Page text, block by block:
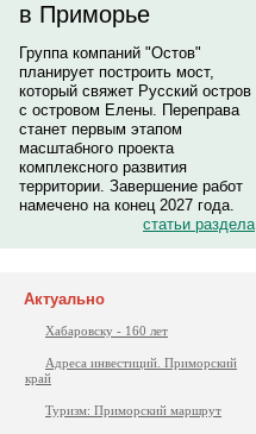
в Приморье
Группа компаний "Остов"
планирует построить мост,
который свяжет Русский остров
с островом Елены. Переправа
станет первым этапом
масштабного проекта
комплексного развития
территории. Завершение работ
намечено на конец 2027 года.
статьи раздела
Актуально
Хабаровску - 160 лет
Адреса инвестиций. Приморский
край
Туризм: Приморский маршрут